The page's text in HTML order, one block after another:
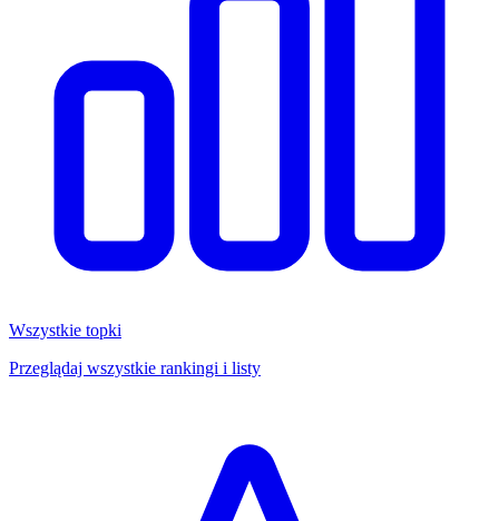
Wszystkie topki
Przeglądaj wszystkie rankingi i listy